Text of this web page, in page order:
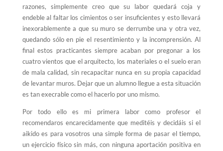
razones, simplemente creo que su labor quedará coja y
endeble al faltar los cimientos o ser insuficientes y esto llevará
inexorablemente a que su muro se derrumbe una y otra vez,
quedando sólo en pie el resentimiento y la incomprensión. Al
final estos practicantes siempre acaban por pregonar a los
cuatro vientos que el arquitecto, los materiales o el suelo eran
de mala calidad, sin recapacitar nunca en su propia capacidad
de levantar muros. Dejar que un alumno llegue a esta situación
es tan execrable como el hacerlo por uno mismo.
Por todo ello es mi primera labor como profesor el
recomendaros encarecidamente que meditéis y decidáis si el
aikido es para vosotros una simple forma de pasar el tiempo,
un ejercicio físico sin más, con ninguna aportación positiva en